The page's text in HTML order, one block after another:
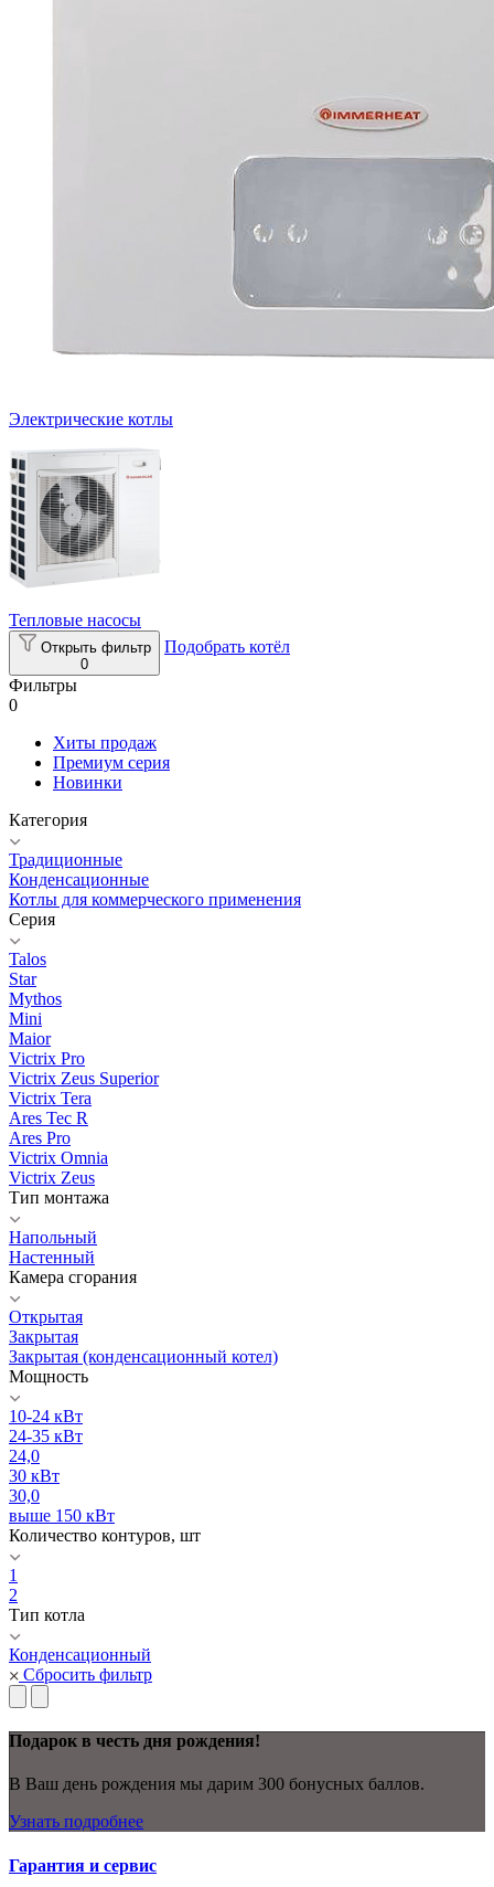
Электрические котлы
Тепловые насосы
Открыть фильтр
0
Подобрать котёл
Фильтры
0
Хиты продаж
Премиум серия
Новинки
Категория
Традиционные
Конденсационные
Котлы для коммерческого применения
Серия
Talos
Star
Mythos
Mini
Maior
Victrix Pro
Victrix Zeus Superior
Victrix Tera
Ares Tec R
Ares Pro
Victrix Omnia
Victrix Zeus
Тип монтажа
Напольный
Настенный
Камера сгорания
Открытая
Закрытая
Закрытая (конденсационный котел)
Мощность
10-24 кВт
24-35 кВт
24,0
30 кВт
30,0
выше 150 кВт
Количество контуров, шт
1
2
Тип котла
Конденсационный
Сбросить фильтр
Подарок в честь дня рождения!
В Ваш день рождения мы дарим 300 бонусных баллов.
Узнать подробнее
Гарантия и сервис